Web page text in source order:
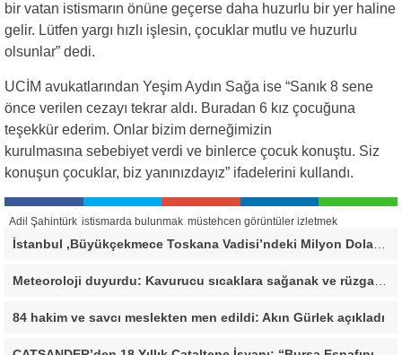
bir vatan istismarın önüne geçerse daha huzurlu bir yer haline
gelir. Lütfen yargı hızlı işlesin, çocuklar mutlu ve huzurlu
olsunlar” dedi.
UCİM avukatlarından Yeşim Aydın Sağa ise “Sanık 8 sene
önce verilen cezayı tekrar aldı. Buradan 6 kız çocuğuna
teşekkür ederim. Onlar bizim derneğimizin
kurulmasına sebebiyet verdi ve binlerce çocuk konuştu. Siz
konuşun çocuklar, biz yanınızdayız” ifadelerini kullandı.
Adil Şahintürk istismarda bulunmak müstehcen görüntüler izletmek
İstanbul ,Büyükçekmece Toskana Vadisi’ndeki Milyon Dolarlık Villa İçin Savcılık Harekete Geçti! 138,40 Metrekarelik Kaçak Alan Tespit Edildi
Meteoroloji duyurdu: Kavurucu sıcaklara sağanak ve rüzgar arası
84 hakim ve savcı meslekten men edildi: Akın Gürlek açıkladı